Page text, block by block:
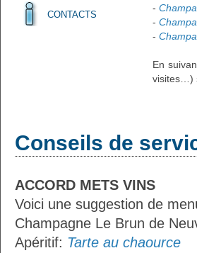
CONTACTS
-
-
-
En
visites…)
Conseils de
ACCORD METS VINS
Voici une suggestion de
Champagne Le Brun de
Apéritif: Tarte au chaource